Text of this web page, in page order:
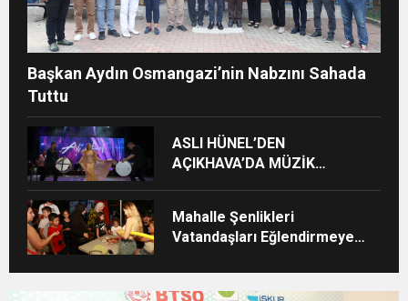
Başkan Aydın Osmangazi’nin Nabzını Sahada
Tuttu
ASLI HÜNEL’DEN
AÇIKHAVA’DA MÜZİK
Mahalle Şenlikleri
Vatandaşları Eğlendirmeye